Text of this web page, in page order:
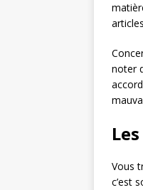
noter
Vous
c’est